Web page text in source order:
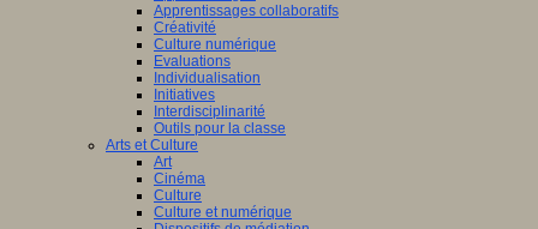
Apprentissages collaboratifs
Créativité
Culture numérique
Evaluations
Individualisation
Initiatives
Interdisciplinarité
Outils pour la classe
Arts et Culture
Art
Cinéma
Culture
Culture et numérique